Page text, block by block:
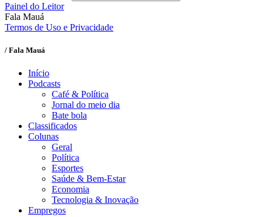
Painel do Leitor
Fala Mauá
Termos de Uso e Privacidade
/ Fala Mauá
Início
Podcasts
Café & Política
Jornal do meio dia
Bate bola
Classificados
Colunas
Geral
Política
Esportes
Saúde & Bem-Estar
Economia
Tecnologia & Inovação
Empregos